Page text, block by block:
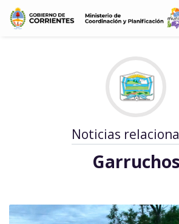
Noticias
Garruchos